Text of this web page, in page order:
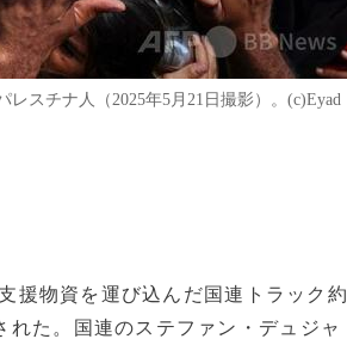
スチナ人（2025年5月21日撮影）。(c)Eyad
援物資を運び込んだ国連トラック約
た。国連のステファン・デュジャ